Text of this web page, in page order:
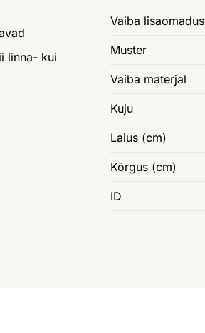
linna- kui
Vaiba lisaomadus
Muster
Vaiba materjal
Kuju
Laius (cm)
Kõrgus (cm)
ID